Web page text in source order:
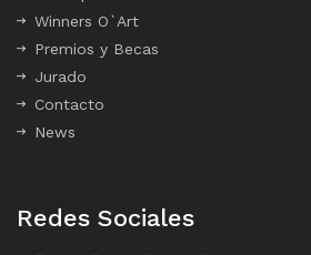
Winners O`Art
Premios y Becas
Jurado
Contacto
News
Redes Sociales